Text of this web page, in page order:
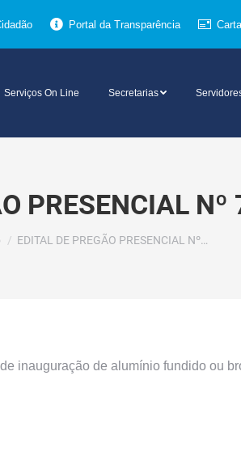
Portal da Transparência
Serviços On Line Secretarias
PRESENCIAL
EDITAL DE PREGÃO PRESENCIAL Nº…
inauguração de alumínio fundido ou